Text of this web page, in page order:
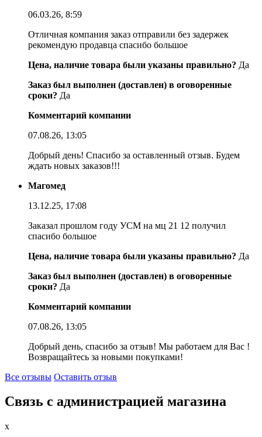
06.03.26, 8:59
Отличная компания заказ отправили без задержек
рекомендую продавца спасибо большое
Цена, наличие товара были указаны правильно? Да
Заказ был выполнен (доставлен) в оговоренные
сроки? Да
Комментарий компании
07.08.26, 13:05
Добрый день! Спасибо за оставленный отзыв. Будем
ждать новых заказов!!!
Магомед
13.12.25, 17:08
Заказал прошлом году УСМ на мц 21 12 получил
спасибо большое
Цена, наличие товара были указаны правильно? Да
Заказ был выполнен (доставлен) в оговоренные
сроки? Да
Комментарий компании
07.08.26, 13:05
Добрый день, спасибо за отзыв! Мы работаем для Вас !
Возвращайтесь за новыми покупками!
Все отзывы Оставить отзыв
Связь с администрацией магазина
x